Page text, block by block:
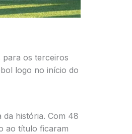
os terceiros
logo no início do
história. Com 48
ao título ficaram